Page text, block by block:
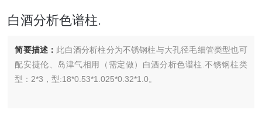
白酒分析色谱柱.
简要描述： 此白酒分析柱分为不锈钢柱与大孔径毛细管类型也可
配安捷伦、岛津气相用（需定做）白酒分析色谱柱.不锈钢柱类
型：2*3，型:18*0.53*1.025*0.32*1.0。